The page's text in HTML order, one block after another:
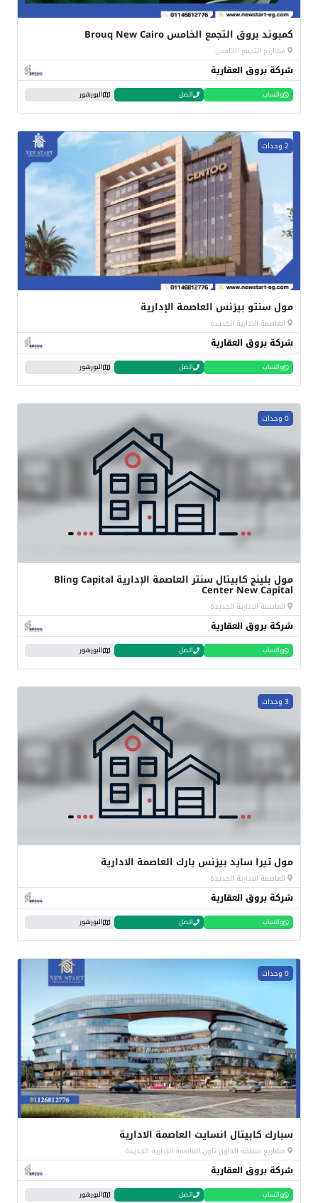
كمبوند بروق التجمع الخامس Brouq New Cairo
مشاريع التجمع الخامس
شركة بروق العقارية
واتساب اتصل البورشور
2 وحدات
مول سنتو بيزنس العاصمة الإدارية
العاصمة الادارية الجديدة
شركة بروق العقارية
واتساب اتصل البورشور
0 وحدات
مول بلينج كابيتال سنتر العاصمة الإدارية Bling Capital
Center New Capital
العاصمة الادارية الجديدة
شركة بروق العقارية
واتساب اتصل البورشور
3 وحدات
مول تيرا سايد بيزنس بارك العاصمة الادارية
العاصمة الادارية الجديدة
شركة بروق العقارية
واتساب اتصل البورشور
0 وحدات
سبارك كابيتال انسايت العاصمة الادارية
مشاريع منطقة الداون تاون العاصمة الإدارية الجديدة
شركة بروق العقارية
واتساب اتصل البورشور